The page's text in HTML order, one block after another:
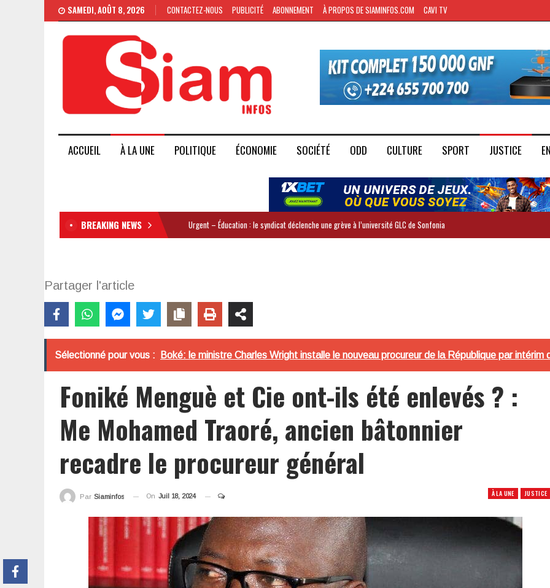
SAMEDI, AOÛT 8, 2026 CONTACTEZ-NOUS PUBLICITÉ ABONNEMENT À PROPOS DE SIAMINFOS.COM CAVI TV
ACCUEIL À LA UNE POLITIQUE ÉCONOMIE SOCIÉTÉ ODD CULTURE SPORT JUSTICE
BREAKING NEWS Urgent – Éducation : le syndicat déclenche une grève à l’université GLC de Sonfonia
Partager l'article
Sélectionné pour vous : Boké: le ministre Charles Wright installe le nouveau procureur de la République par intérim
Foniké Menguè et Cie ont-ils été enlevés ? :
Me Mohamed Traoré, ancien bâtonnier
recadre le procureur général
À LA UNE JUSTICE
Par Siaminfos On Juil 18, 2024